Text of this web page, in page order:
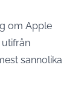
om Apple
sannolika